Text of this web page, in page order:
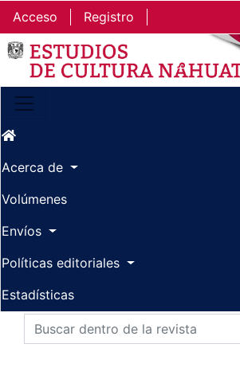
Ir al contenido principal
Ir al menú de navegación principal
Ir al pie de página del sitio
Acceso Registro
Acerca de
Volúmenes
Envíos
Políticas editoriales
Estadísticas